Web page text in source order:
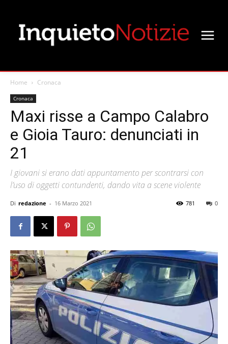
Home Cronaca
Cronaca
Maxi risse a Campo Calabro
e Gioia Tauro: denunciati in
21
I giovani si erano dati appuntamento per scontrarsi con
l’uso di oggetti contundenti, dando vita a scene violente
Di redazione - 16 Marzo 2021 0
781